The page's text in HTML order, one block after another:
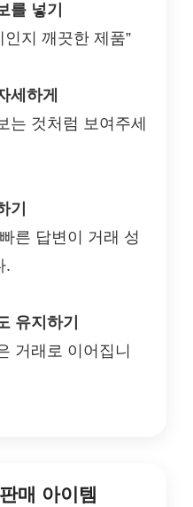
를 넣기
인지 깨끗한 제품”
세하게
는 것처럼 보여주세
기
른 답변이 거래 성
.
유지하기
거래로 이어집니
매 아이템